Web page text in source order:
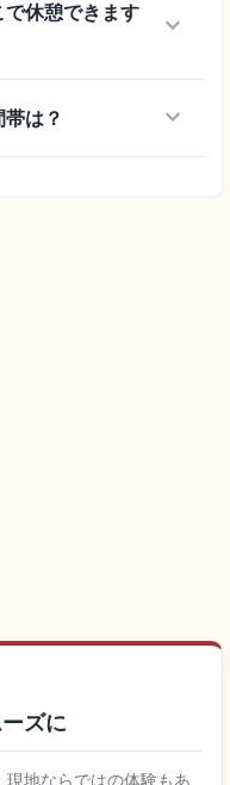
休憩できます
keyboard_arrow_down
は？ keyboard_arrow_down
ズに
地ならではの体験もあ